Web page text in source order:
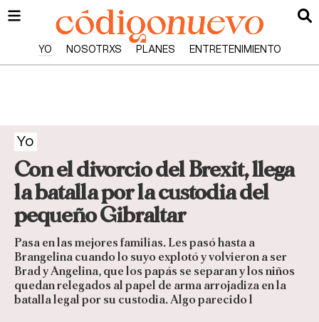
YO NOSOTRXS PLANES ENTRETENIMIENTO
Yo
Con el divorcio del Brexit, llega
la batalla por la custodia del
pequeño Gibraltar
Pasa en las mejores familias. Les pasó hasta a
Brangelina cuando lo suyo explotó y volvieron a ser
Brad y Angelina, que los papás se separan y los niños
quedan relegados al papel de arma arrojadiza en la
batalla legal por su custodia. Algo parecido l